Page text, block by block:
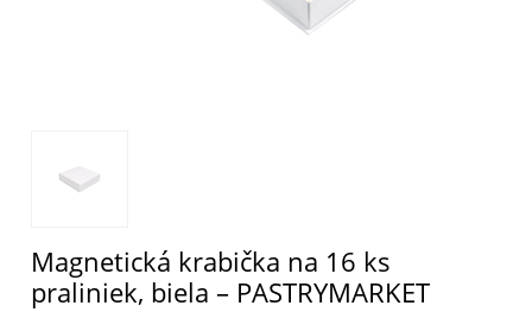
Magnetická krabička na 16 ks
praliniek, biela – PASTRYMARKET